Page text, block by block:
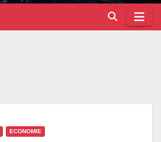
ECONOMIE